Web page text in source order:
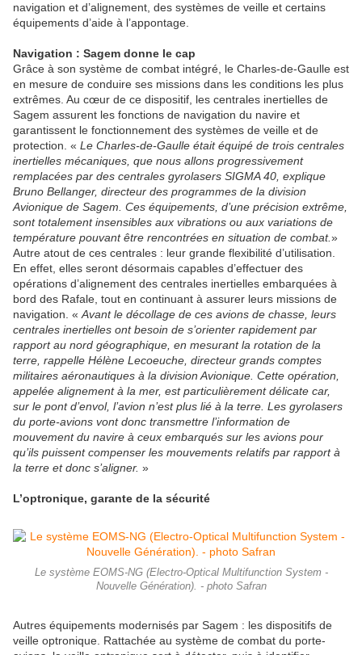
navigation et d’alignement, des systèmes de veille et certains
équipements d’aide à l’appontage.
Navigation : Sagem donne le cap
Grâce à son système de combat intégré, le Charles-de-Gaulle est
en mesure de conduire ses missions dans les conditions les plus
extrêmes. Au cœur de ce dispositif, les centrales inertielles de
Sagem assurent les fonctions de navigation du navire et
garantissent le fonctionnement des systèmes de veille et de
protection. « Le Charles-de-Gaulle était équipé de trois centrales
inertielles mécaniques, que nous allons progressivement
remplacées par des centrales gyrolasers SIGMA 40, explique
Bruno Bellanger, directeur des programmes de la division
Avionique de Sagem. Ces équipements, d’une précision extrême,
sont totalement insensibles aux vibrations ou aux variations de
température pouvant être rencontrées en situation de combat.»
Autre atout de ces centrales : leur grande flexibilité d’utilisation.
En effet, elles seront désormais capables d’effectuer des
opérations d’alignement des centrales inertielles embarquées à
bord des Rafale, tout en continuant à assurer leurs missions de
navigation. « Avant le décollage de ces avions de chasse, leurs
centrales inertielles ont besoin de s’orienter rapidement par
rapport au nord géographique, en mesurant la rotation de la
terre, rappelle Hélène Lecoeuche, directeur grands comptes
militaires aéronautiques à la division Avionique. Cette opération,
appelée alignement à la mer, est particulièrement délicate car,
sur le pont d’envol, l’avion n’est plus lié à la terre. Les gyrolasers
du porte-avions vont donc transmettre l’information de
mouvement du navire à ceux embarqués sur les avions pour
qu’ils puissent compenser les mouvements relatifs par rapport à
la terre et donc s’aligner. »
L’optronique, garante de la sécurité
Le système EOMS-NG (Electro-Optical Multifunction System -
Nouvelle Génération). - photo Safran
Autres équipements modernisés par Sagem : les dispositifs de
veille optronique. Rattachée au système de combat du porte-